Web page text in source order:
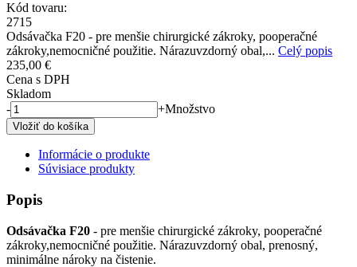
Kód tovaru:
2715
Odsávačka F20 - pre menšie chirurgické zákroky, pooperačné
zákroky,nemocničné použitie. Nárazuvzdorný obal,... Celý popis
235,00 €
Cena s DPH
Skladom
-
+Množstvo
Informácie o produkte
Súvisiace produkty
Popis
Odsávačka F20 - pre menšie chirurgické zákroky, pooperačné
zákroky,nemocničné použitie. Nárazuvzdorný obal, prenosný,
minimálne nároky na čistenie.